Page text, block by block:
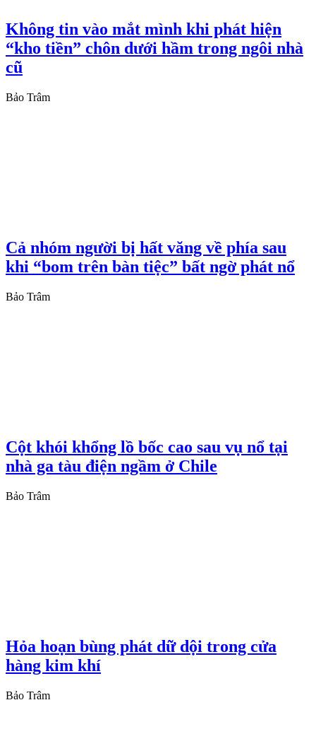
Không tin vào mắt mình khi phát hiện
“kho tiền” chôn dưới hầm trong ngôi nhà
cũ
Bảo Trâm
Cả nhóm người bị hất văng về phía sau
khi “bom trên bàn tiệc” bất ngờ phát nổ
Bảo Trâm
Cột khói khổng lồ bốc cao sau vụ nổ tại
nhà ga tàu điện ngầm ở Chile
Bảo Trâm
Hỏa hoạn bùng phát dữ dội trong cửa
hàng kim khí
Bảo Trâm